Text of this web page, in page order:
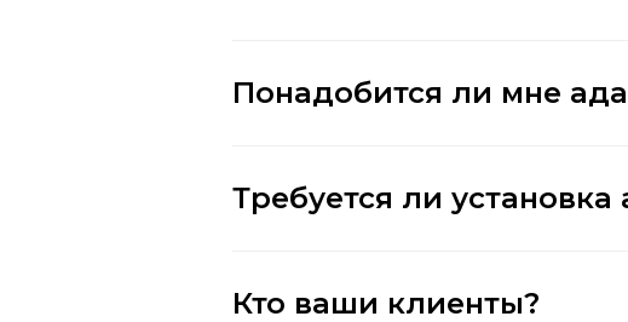
Понадобится ли мне
Требуется ли
Кто ваши клиенты?